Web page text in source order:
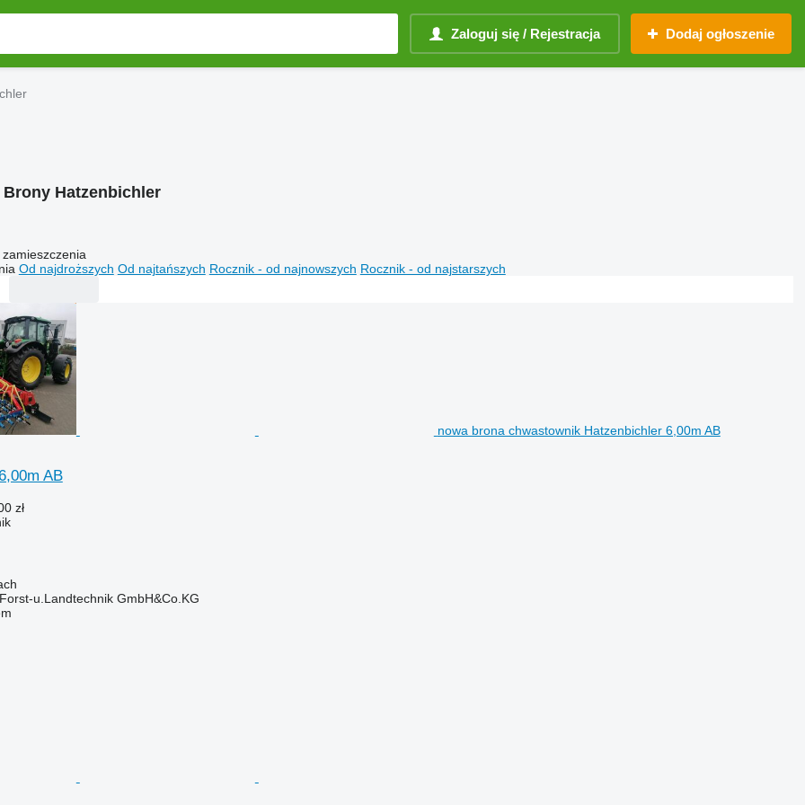
Zaloguj się / Rejestracja Dodaj ogłoszenie
Brony Hatzenbichler
zamieszczenia
Od najdroższych Od najtańszych Rocznik - od najnowszych Rocznik - od najstarszych
nowa brona chwastownik Hatzenbichler 6,00m AB
AB
zł
u.Landtechnik GmbH&Co.KG